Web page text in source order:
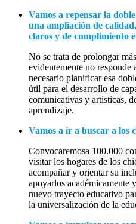
Vamos a repensar la
una ampliación de
claros y de cumplimiento
No se trata de prolongar
evidentemente no responde
necesario planificar esa
útil para el desarrollo de
comunicativas y artísticas,
aprendizaje.
Vamos a ir a buscar a los
Convocaremosa 100.000
visitar los hogares de los
acompañar y orientar su
apoyarlos académicamente
nuevo trayecto educativo
la universalización de la